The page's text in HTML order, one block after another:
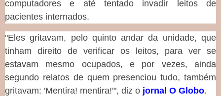
computadores e até tentado invadir leitos de
pacientes internados.
"Eles gritavam, pelo quinto andar da unidade, que
tinham direito de verificar os leitos, para ver se
estavam mesmo ocupados, e por vezes, ainda
segundo relatos de quem presenciou tudo, também
gritavam: 'Mentira! mentira!'", diz o jornal O Globo.